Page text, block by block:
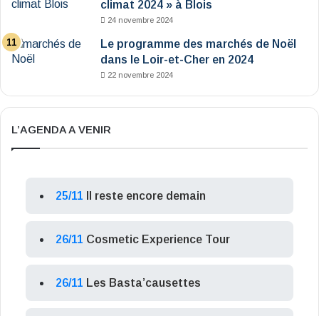
climat 2024 » à Blois
24 novembre 2024
Le programme des marchés de Noël
dans le Loir-et-Cher en 2024
22 novembre 2024
L’AGENDA A VENIR
25/11 Il reste encore demain
26/11 Cosmetic Experience Tour
26/11 Les Basta’causettes